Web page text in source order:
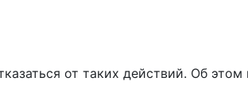
от таких действий. Об этом